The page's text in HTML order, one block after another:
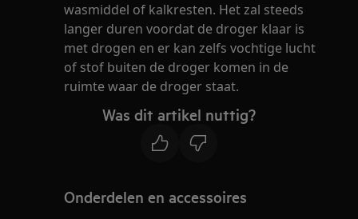
wasmiddel of kalkresten. Het zal steeds
langer duren voordat de droger klaar is
met drogen en er kan zelfs vochtige lucht
of stof buiten de droger komen in de
ruimte waar de droger staat.
Was dit artikel nuttig?
Onderdelen en accessoires